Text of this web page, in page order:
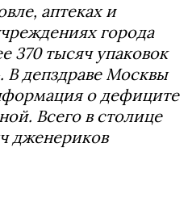
аптеках и
города
370 тысяч упаковок
В депздраве Москвы
о дефиците
Всего в столице
дженериков